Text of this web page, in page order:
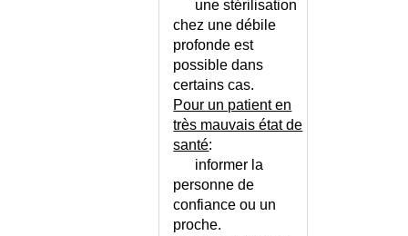
INSUFFISANCE RESPIRATOIRE
INSUFFISANCE VEINEUSE
INSUFFISANCE VEINEUSE -
INSUFFISANCE VEINEUSE -
une stérilisation
chez une débile
profonde est
possible dans
certains cas.
Pour un patient en
très mauvais état de
santé:
informer la
personne de
confiance ou un
proche.